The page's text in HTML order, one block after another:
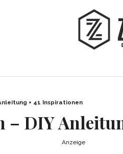
+ 41 Inspirationen
– DIY
Anzeige